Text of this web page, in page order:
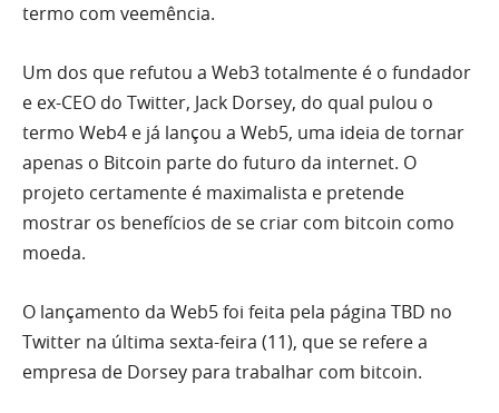
termo com veemência.
Um dos que refutou a Web3 totalmente é o fundador
e ex-CEO do Twitter, Jack Dorsey, do qual pulou o
termo Web4 e já lançou a Web5, uma ideia de tornar
apenas o Bitcoin parte do futuro da internet. O
projeto certamente é maximalista e pretende
mostrar os benefícios de se criar com bitcoin como
moeda.
O lançamento da Web5 foi feita pela página TBD no
Twitter na última sexta-feira (11), que se refere a
empresa de Dorsey para trabalhar com bitcoin.